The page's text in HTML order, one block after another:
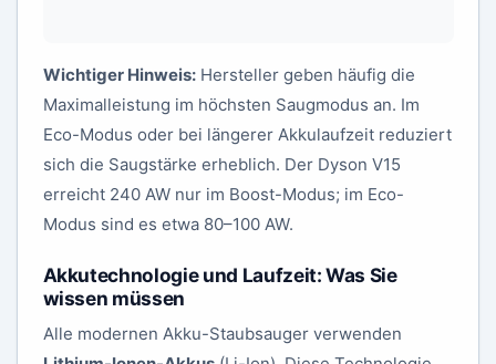
Wichtiger Hinweis:Hersteller geben häufig die
Maximalleistung im höchsten Saugmodus an. Im
Eco-Modus oder bei längerer Akkulaufzeit reduziert
sich die Saugstärke erheblich. Der Dyson V15
erreicht 240 AW nur im Boost-Modus; im Eco-
Modus sind es etwa 80–100 AW.
Akkutechnologie und Laufzeit: Was Sie
wissen müssen
Alle modernen Akku-Staubsauger verwenden